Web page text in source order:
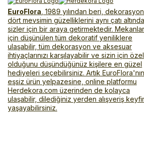
EuroFlora , 1989 yılından beri,
dört mevsimin güzelliklerini aynı çatı altında
sizler için bir araya getirmektedir. Mekanlar
için düşünülen tüm dekoratif yeniliklere
ulaşabilir, tüm dekorasyon ve aksesuar
ihtiyaçlarınızı karşılayabilir ve sizin için özel
olduğunu düşündüğünüz kişilere en güzel
hediyeleri seçebilirsiniz. Artık EuroFlora'nın
eşsiz ürün yelpazesine, online platformu
Herdekora.com üzerinden de kolayca
ulaşabilir, dilediğiniz yerden alışveriş
yaşayabilirsiniz.